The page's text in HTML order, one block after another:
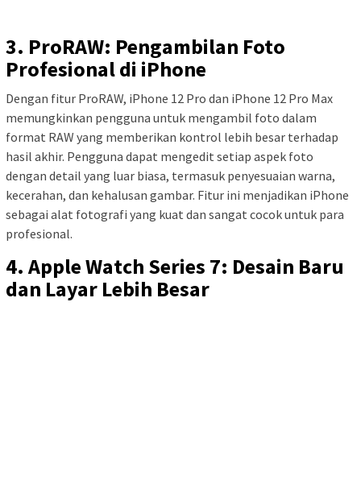
3. ProRAW: Pengambilan Foto
Profesional di iPhone
Dengan fitur ProRAW, iPhone 12 Pro dan iPhone 12 Pro Max
memungkinkan pengguna untuk mengambil foto dalam
format RAW yang memberikan kontrol lebih besar terhadap
hasil akhir. Pengguna dapat mengedit setiap aspek foto
dengan detail yang luar biasa, termasuk penyesuaian warna,
kecerahan, dan kehalusan gambar. Fitur ini menjadikan iPhone
sebagai alat fotografi yang kuat dan sangat cocok untuk para
profesional.
4. Apple Watch Series 7: Desain Baru
dan Layar Lebih Besar